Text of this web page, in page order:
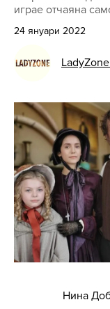
играе отчаяна
24 януари 2022
Нина